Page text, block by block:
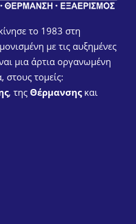
το 1983 στη
με τις αυξημένες
μια άρτια οργανωμένη
στους τομείς:
, της Θέρμανσηςκαι